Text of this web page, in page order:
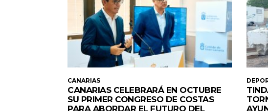
CANARIAS
CANARIAS CELEBRARÁ EN OCTUBRE
SU PRIMER CONGRESO DE COSTAS
PARA ABORDAR EL FUTURO DEL